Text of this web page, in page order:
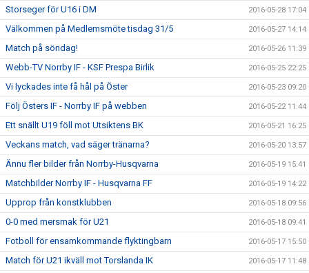
Storseger för U16 i DM 2016-05-28 17:04
Välkommen på Medlemsmöte tisdag 31/5 2016-05-27 14:14
Match på söndag! 2016-05-26 11:39
Webb-TV Norrby IF - KSF Prespa Birlik 2016-05-25 22:25
Vi lyckades inte få hål på Öster 2016-05-23 09:20
Följ Östers IF - Norrby IF på webben 2016-05-22 11:44
Ett snällt U19 föll mot Utsiktens BK 2016-05-21 16:25
Veckans match, vad säger tränarna? 2016-05-20 13:57
Ännu fler bilder från Norrby-Husqvarna 2016-05-19 15:41
Matchbilder Norrby IF - Husqvarna FF 2016-05-19 14:22
Upprop från konstklubben 2016-05-18 09:56
0-0 med mersmak för U21 2016-05-18 09:41
Fotboll för ensamkommande flyktingbarn 2016-05-17 15:50
Match för U21 ikväll mot Torslanda IK 2016-05-17 11:48